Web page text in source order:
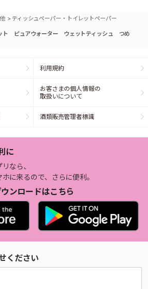
> ティッシュペーパー・トイレットペーパー
ト ピュアウォーター ウェットティッシュ つめ
利用規約
お客さまの個人情報の
取扱いについて
酒類販売管理者標識
に
なら、
に来るので、さらに便利。
ンロードはこちら
ください